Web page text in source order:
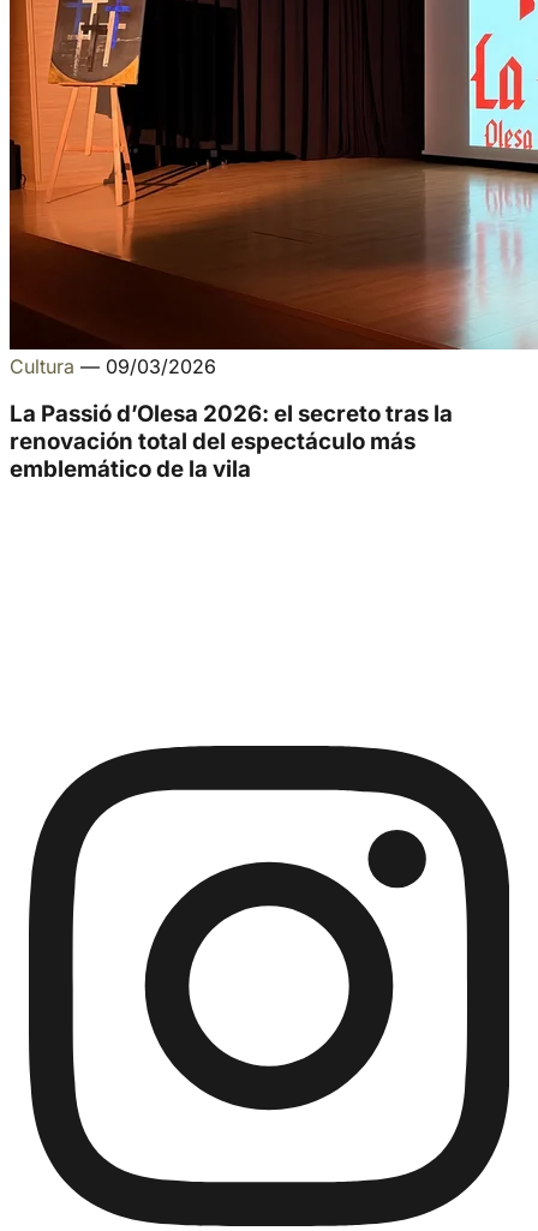
Cultura — 09/03/2026
La Passió d’Olesa 2026: el secreto tras la
renovación total del espectáculo más
emblemático de la vila